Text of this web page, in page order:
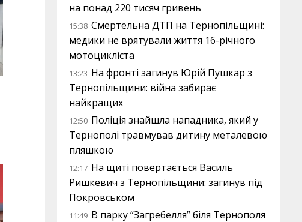
на понад 220 тисяч гривень
15:38 Смертельна ДТП на Тернопільщині:
медики не врятували життя 16-річного
мотоцикліста
13:23 На фронті загинув Юрій Пушкар з
Тернопільщини: війна забирає
найкращих
12:50 Поліція знайшла нападника, який у
Тернополі травмував дитину металевою
пляшкою
12:17 На щиті повертається Василь
Ришкевич з Тернопільщини: загинув під
Покровськом
11:49 В парку “Загребелля” біля Тернополя